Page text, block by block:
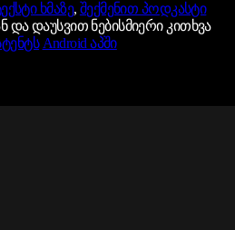
ხმაზე, შექმენით პოდკასტი
და დაუსვით ნებისმიერი კითხვა
Android აპში